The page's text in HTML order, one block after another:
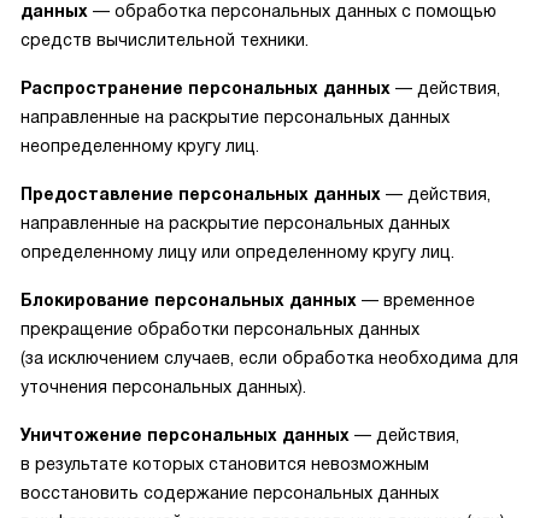
данных — обработка персональных данных с помощью
средств вычислительной техники.
Распространение персональных данных — действия,
направленные на раскрытие персональных данных
неопределенному кругу лиц.
Предоставление персональных данных — действия,
направленные на раскрытие персональных данных
определенному лицу или определенному кругу лиц.
Блокирование персональных данных — временное
прекращение обработки персональных данных
(за исключением случаев, если обработка необходима для
уточнения персональных данных).
Уничтожение персональных данных — действия,
в результате которых становится невозможным
восстановить содержание персональных данных